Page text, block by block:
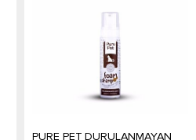
PURE PET DURULANMAYAN